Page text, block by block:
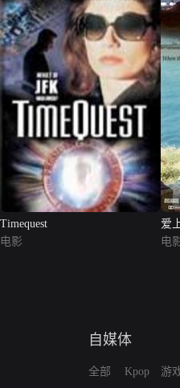
Timequest
电影
爱
电
自媒体
全部
Kpop
游